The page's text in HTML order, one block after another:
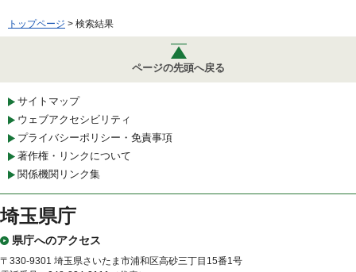
トップページ > 検索結果
ページの先頭へ戻る
サイトマップ
ウェブアクセシビリティ
プライバシーポリシー・免責事項
著作権・リンクについて
関係機関リンク集
埼玉県庁
県庁へのアクセス
〒330-9301 埼玉県さいたま市浦和区高砂三丁目15番1号